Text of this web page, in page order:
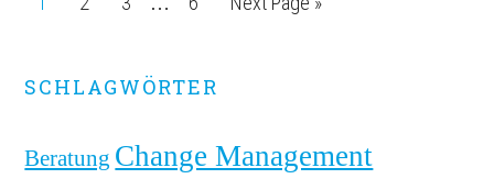
Marken
messen
gezielt
Primary
SCHLAGWÖRTER
Beratung Change Management